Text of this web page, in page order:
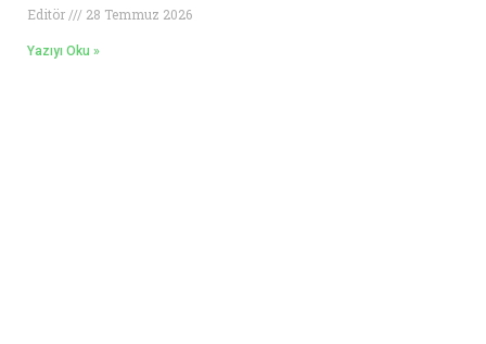
Editör 28 Temmuz 2026
Yazıyı Oku »